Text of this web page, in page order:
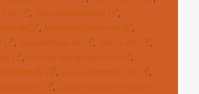
, hoerspielhoelle.de
,
, hoerspielsachen.de
,
, hoerzentrale.de , literra.info
,
, ohrcast.wordpress.com
,
, sarasalamander.de
,
, zauberspiegel-online.de